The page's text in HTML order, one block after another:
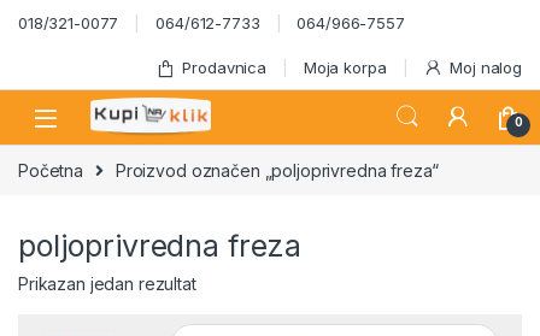
Skip to navigation
Skip to content
018/321-0077 064/612-7733 064/966-7557
Prodavnica Moja korpa Moj nalog
0
Početna Proizvod označen „poljoprivredna freza“
poljoprivredna freza
Prikazan jedan rezultat